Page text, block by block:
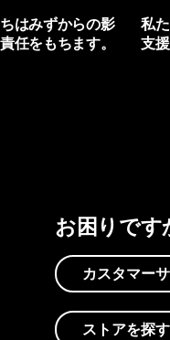
はみずからの影
任をもちます。
私
支
お困りです
カスタマー
ストアを探す